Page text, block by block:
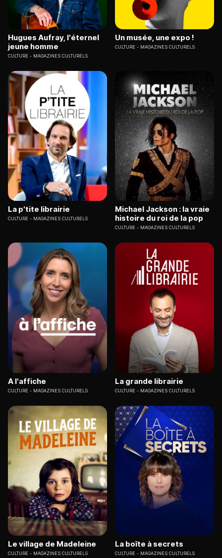
Hugues Aufray, l'éternel
jeune homme
CULTURE MAGAZINES CULTURELS
Un musée, une expo !
CULTURE MAGAZINES CULTURELS
La p'tite librairie
CULTURE MAGAZINES CULTURELS
Michael Jackson : la vraie
histoire du roi de la pop
CULTURE MAGAZINES CULTURELS
A l'affiche
CULTURE MAGAZINES CULTURELS
La grande librairie
CULTURE MAGAZINES CULTURELS
Le village de Madeleine
CULTURE MAGAZINES CULTURELS
La boîte à secrets
CULTURE MAGAZINES CULTURELS